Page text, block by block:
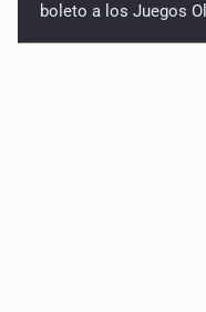
boleto a los Juegos